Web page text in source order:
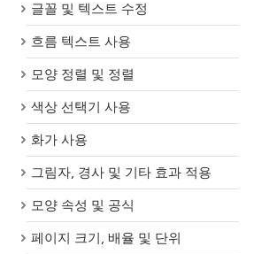
글꼴 및 텍스트 수정
흐름 텍스트 사용
모양 정렬 및 정렬
색상 선택기 사용
화가 사용
그림자, 경사 및 기타 효과 적용
모양 속성 및 공식
페이지 크기, 배율 및 단위